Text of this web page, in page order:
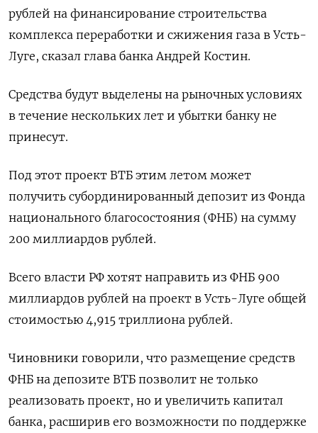
рублей на финансирование строительства
комплекса переработки и сжижения газа в Усть-
Луге, сказал глава банка Андрей Костин.
Средства будут выделены на рыночных условиях
в течение нескольких лет и убытки банку не
принесут.
Под этот проект ВТБ этим летом может
получить субординированный депозит из Фонда
национального благосостояния (ФНБ) на сумму
200 миллиардов рублей.
Всего власти РФ хотят направить из ФНБ 900
миллиардов рублей на проект в Усть-Луге общей
стоимостью 4,915 триллиона рублей.
Чиновники говорили, что размещение средств
ФНБ на депозите ВТБ позволит ‎не только
реализовать проект, но и увеличить капитал
банка, расширив его возможности по поддержке